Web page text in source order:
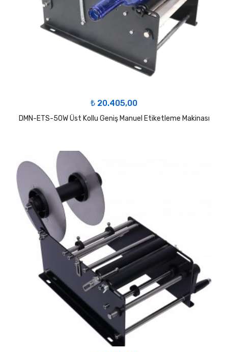
₺ 20.405,00
DMN-ETS-50W Üst Kollu Geniş Manuel Etiketleme Makinası